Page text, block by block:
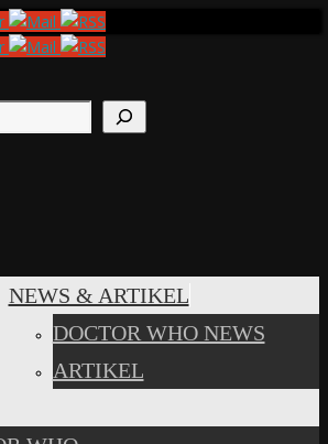
NEWS & ARTIKEL
DOCTOR WHO NEWS
ARTIKEL